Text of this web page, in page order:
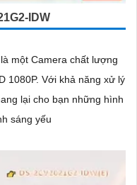
IDW
một Camera chất lượng
năng xử lý
lại cho bạn những hình
sáng yếu